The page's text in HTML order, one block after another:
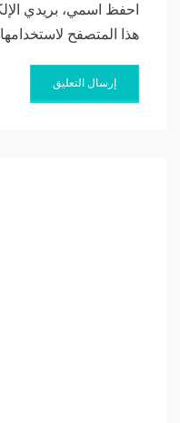
احفظ اسمي، بريدي
هذا المتصفح